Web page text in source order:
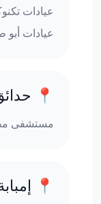
عيادات
عيادات أبو
📍
مستشفى
📍